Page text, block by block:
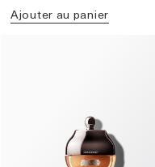
Ajouter au panier